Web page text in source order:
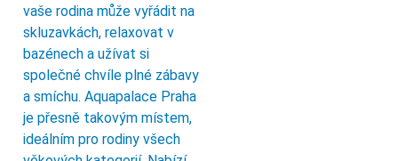
vaše rodina může vyřádit na
skluzavkách, relaxovat v
bazénech a užívat si
společné chvíle plné zábavy
a smíchu. Aquapalace Praha
je přesně takovým místem,
ideálním pro rodiny všech